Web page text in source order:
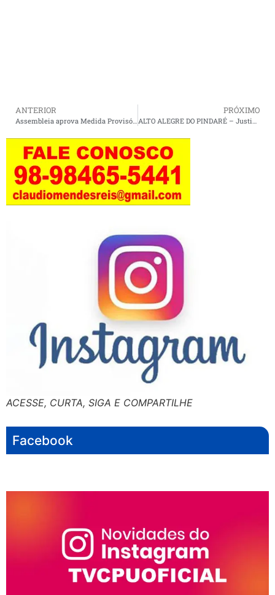
ANTERIOR
Assembleia aprova Medida Provisória que institui o programa ‘Maranhão Sustentável’
PRÓXIMO
ALTO ALEGRE DO PINDARÉ – Justiça determina a troca de servidores contratados irregularmente por aprovados no concurso
ACESSE, CURTA, SIGA E COMPARTILHE
Facebook